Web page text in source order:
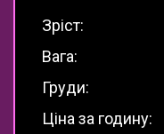
Зріст:
Вага:
Груди:
Ціна за годину: